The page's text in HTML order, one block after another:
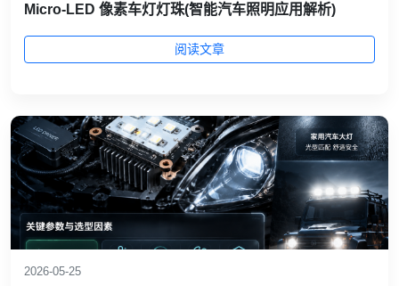
Micro-LED 像素车灯灯珠(智能汽车照明应用解析)
阅读文章
2026-05-25